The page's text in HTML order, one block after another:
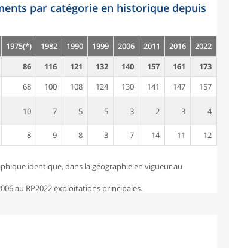
par catégorie en historique depuis
1975(*) 1982 1990 1999 2006 2011 2016
2022
86 116 121 132 140 157 161
173
68 100 108 124 130 141 147
157
10 7 5 5 3 2 3 4
8 9 8 3 7 14 11
12
identique, dans la géographie en vigueur au
au RP2022 exploitations principales.